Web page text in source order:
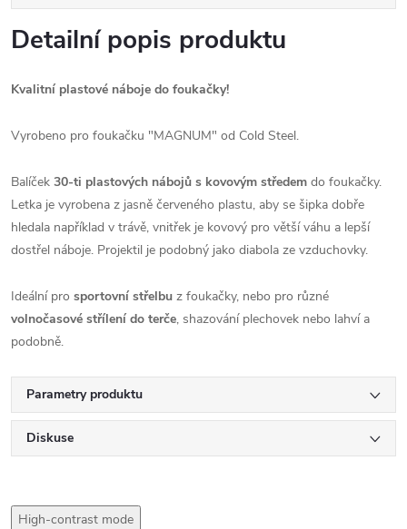
Detailní popis produktu
Kvalitní plastové náboje do foukačky!
Vyrobeno pro foukačku "MAGNUM" od Cold Steel.
Balíček 30-ti plastových nábojů s kovovým středem do foukačky.
Letka je vyrobena z jasně červeného plastu, aby se šipka dobře
hledala například v trávě, vnitřek je kovový pro větší váhu a lepší
dostřel náboje. Projektil je podobný jako diabola ze vzduchovky.
Ideální pro sportovní střelbu z foukačky, nebo pro různé
volnočasové střílení do terče, shazování plechovek nebo lahví a
podobně.
Parametry produktu
Diskuse
High-contrast mode